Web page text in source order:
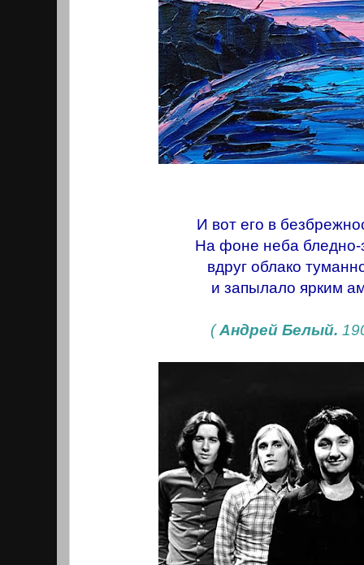
И вот его в
На фоне неба бледно-
вдруг облако
и запылало ярким
(Андрей Белый.